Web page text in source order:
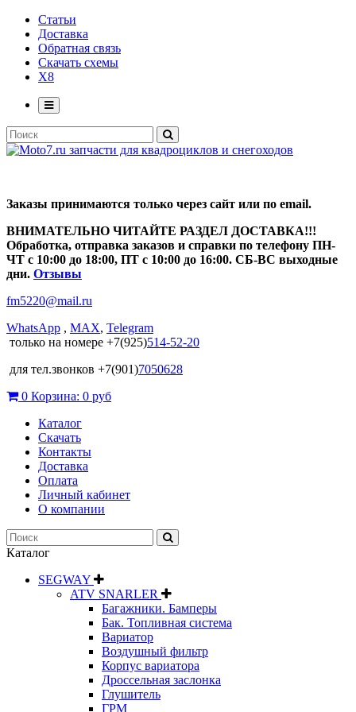
Статьи
Доставка
Обратная связь
Скачать схемы
X8
Заказы принимаются только через сайт или по email.
ВНИМАТЕЛЬНО ЧИТАЙТЕ РАЗДЕЛ ДОСТАВКА!!!
Обработка, отправка заказов и справки по телефону ПН-
ЧТ с 10:00 до 18:00, ПТ с 10:00 до 16:00. СБ-ВС выходные
дни. Отзывы
fm5220@mail.ru
WhatsApp , MAX, Telegram
только на номере +7(925)514-52-20
для тел.звонков +7(901)7050628
0 Корзина: 0 руб
Каталог
Скачать
Контакты
Доставка
Оплата
Личный кабинет
О компании
Каталог
SEGWAY
ATV SNARLER
Багажники. Бамперы
Бак. Топливная система
Вариатор
Воздушный фильтр
Корпус вариатора
Дроссельная заслонка
Глушитель
ГРМ